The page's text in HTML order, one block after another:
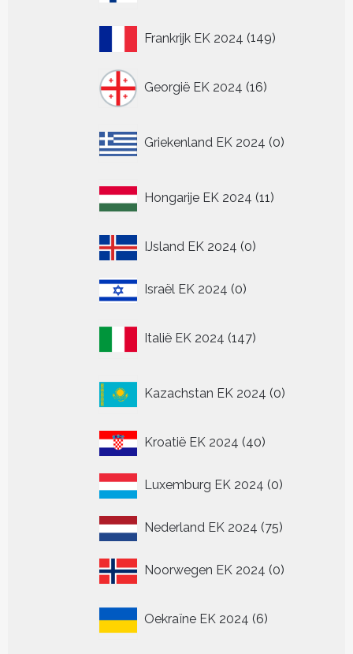
Frankrijk EK 2024 149149
Georgië EK 2024 16
producten
Griekenland EK 2024 0
producten
Hongarije EK 2024 11
producten
IJsland EK 2024 00
Israël EK 2024 00
Italië EK 2024 147
producten
Kazachstan EK 2024 0
producten
Kroatië EK 2024 4040
Luxemburg EK 2024 00
Nederland EK 2024 7575
Noorwegen EK 2024 00
Oekraïne EK 2024 6
producten